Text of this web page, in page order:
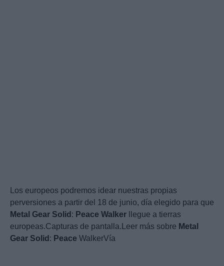
Los europeos podremos idear nuestras propias
perversiones a partir del 18 de junio, día elegido para que
Metal Gear Solid : Peace Walker llegue a tierras
europeas.Capturas de pantalla.Leer más sobre Metal
Gear Solid : Peace WalkerVía